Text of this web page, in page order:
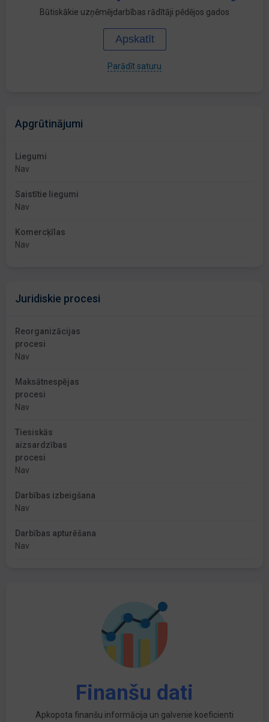
Būtiskākie uzņēmējdarbības rādītāji pēdējos gados
Apskatīt
Parādīt saturu
Apgrūtinājumi
Liegumi
Nav
Saistītie liegumi
Nav
Komercķīlas
Nav
Juridiskie procesi
Reorganizācijas
procesi
Nav
Maksātnespējas
procesi
Nav
Tiesiskās
aizsardzības
procesi
Nav
Darbības izbeigšana
Nav
Darbības apturēšana
Nav
Finanšu dati
Apkopota finanšu informācija un galvenie koeficienti